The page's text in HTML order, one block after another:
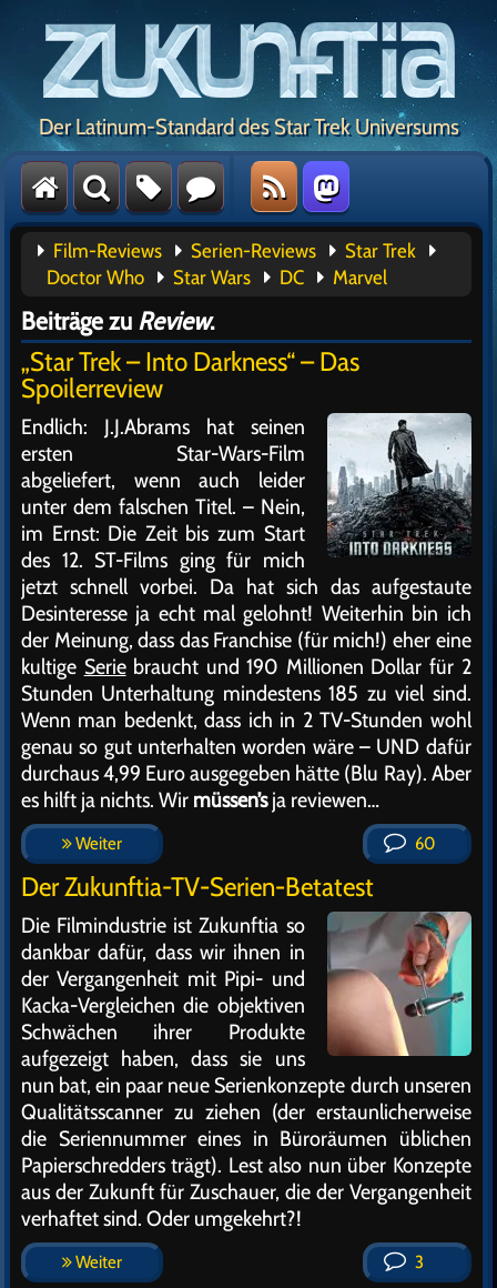
Der Latinum-Standard des Star Trek Universums
Film-Reviews Serien-Reviews
Star Trek
Doctor Who
Star Wars DC Marvel
Beiträge zu Review.
„Star Trek – Into Darkness“ – Das
Spoilerreview
Endlich: J.J.Abrams hat seinen
ersten Star-Wars-Film
abgeliefert, wenn auch leider
unter dem falschen Titel. – Nein,
im Ernst: Die Zeit bis zum Start
des 12. ST-Films ging für mich
jetzt schnell vorbei. Da hat sich das aufgestaute
Desinteresse ja echt mal gelohnt! Weiterhin bin ich
der Meinung, dass das Franchise (für mich!) eher eine
kultige Seriebraucht und 190 Millionen Dollar für 2
Stunden Unterhaltung mindestens 185 zu viel sind.
Wenn man bedenkt, dass ich in 2 TV-Stunden wohl
genau so gut unterhalten worden wäre – UND dafür
durchaus 4,99 Euro ausgegeben hätte (Blu Ray). Aber
es hilft ja nichts. Wir müssen’sja reviewen…
Weiter 60
Der Zukunftia-TV-Serien-Betatest
Die Filmindustrie ist Zukunftia so
dankbar dafür, dass wir ihnen in
der Vergangenheit mit Pipi- und
Kacka-Vergleichen die objektiven
Schwächen ihrer Produkte
aufgezeigt haben, dass sie uns
nun bat, ein paar neue Serienkonzepte durch unseren
Qualitätsscanner zu ziehen (der erstaunlicherweise
die Seriennummer eines in Büroräumen üblichen
Papierschredders trägt). Lest also nun über Konzepte
aus der Zukunft für Zuschauer, die der Vergangenheit
verhaftet sind. Oder umgekehrt?!
Weiter 3